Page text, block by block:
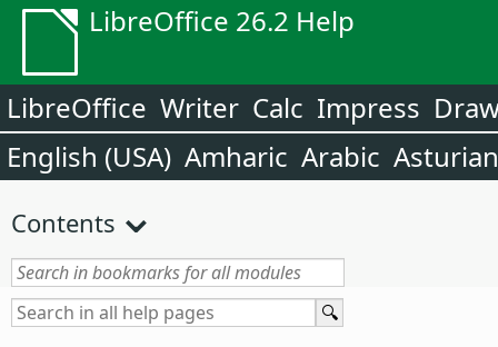
LibreOffice 26.2 Help
LibreOffice Writer Calc Impress
English (USA) Amharic Arabic Asturian
Contents